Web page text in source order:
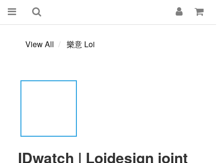
View All 樂意 Loi
IDwatch | Loidesign joint